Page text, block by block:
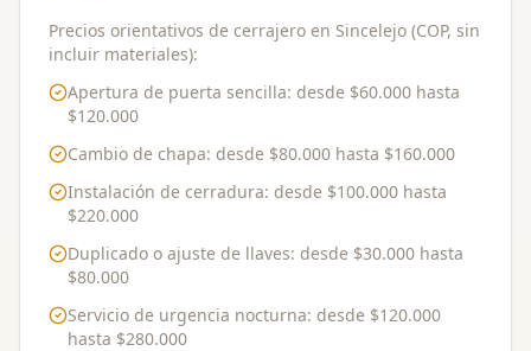
Precios orientativos de cerrajero en Sincelejo (COP, sin
incluir materiales):
Apertura de puerta sencilla: desde $60.000 hasta
$120.000
Cambio de chapa: desde $80.000 hasta $160.000
Instalación de cerradura: desde $100.000 hasta
$220.000
Duplicado o ajuste de llaves: desde $30.000 hasta
$80.000
Servicio de urgencia nocturna: desde $120.000
hasta $280.000